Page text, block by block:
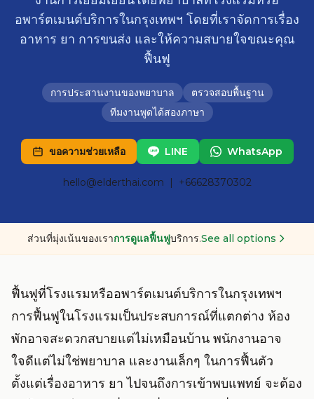
ขอความช่วยเหลือ LINE WhatsApp
hello@elderthai.com| +66628370302
อพาร์ตเมนต์บริการในกรุงเทพฯ โดยที่เราจัดการเรื่อง
อาหาร ยา การขนส่ง และให้ความสบายใจขณะคุณ
ฟื้นฟู
การประสานงานของพยาบาล
ตรวจสอบพื้นฐาน
ทีมงานพูดได้สองภาษา
ขอความช่วยเหลือ LINE WhatsApp
hello@elderthai.com | +66628370302
ส่วนที่มุ่งเน้นของเราการดูแลฟื้นฟูบริการ.See all options
ฟื้นฟูที่โรงแรมหรืออพาร์ตเมนต์บริการในกรุงเทพฯ
การฟื้นฟูในโรงแรมเป็นประสบการณ์ที่แตกต่าง ห้อง
พักอาจสะดวกสบายแต่ไม่เหมือนบ้าน พนักงานอาจ
ใจดีแต่ไม่ใช่พยาบาล และงานเล็กๆ ในการฟื้นตัว
ตั้งแต่เรื่องอาหาร ยา ไปจนถึงการเข้าพบแพทย์ จะต้อง